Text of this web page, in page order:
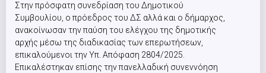
Στην πρόσφατη συνεδρίαση του Δημοτικού
Συμβουλίου, ο πρόεδρος του ΔΣ αλλά και ο δήμαρχος,
ανακοίνωσαν την παύση του ελέγχου της δημοτικής
αρχής μέσω της διαδικασίας των επερωτήσεων,
επικαλούμενοι την Υπ. Απόφαση 2804/2025.
Επικαλέστηκαν επίσης την πανελλαδική συνεννόηση